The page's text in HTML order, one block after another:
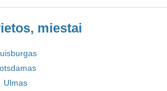
miestai
Ulmas